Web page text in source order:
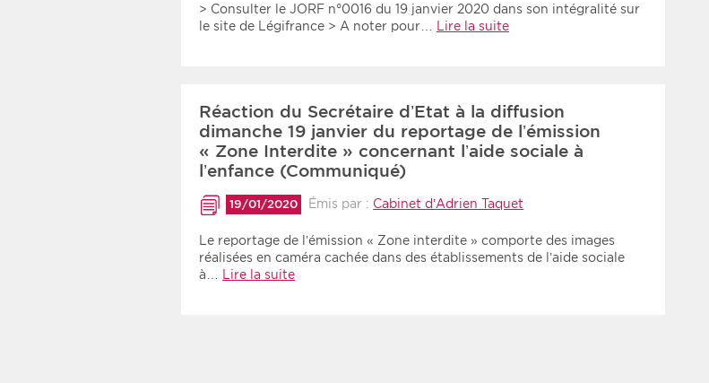
> Consulter le JORF n°0016 du 19 janvier 2020 dans son intégralité sur
le site de Légifrance > A noter pour…
Lire la suite
Réaction du Secrétaire d’Etat à la diffusion
dimanche 19 janvier du reportage de l’émission
« Zone Interdite » concernant l’aide sociale à
l’enfance (Communiqué)
19/01/2020 Émis par : Cabinet d’Adrien Taquet
Le reportage de l’émission « Zone interdite » comporte des images
réalisées en caméra cachée dans des établissements de l’aide sociale
à…
Lire la suite